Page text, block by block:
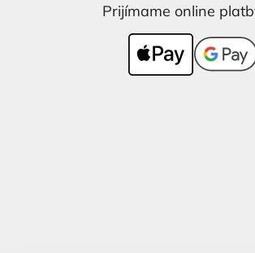
Prijímame online